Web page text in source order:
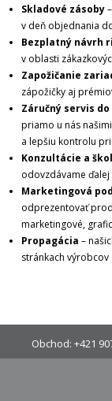
Skladové zásoby
v deň objednania
Bezplatný návrh
v oblasti
Zapožičanie
zápožičky aj
Záručný servis do
priamo u nás
a lepšiu kontrolu
Konzultácie a
odovzdávame ďalej
Marketingová
odprezentovať
marketingové,
Propagácia –
stránkach výrobcov
Obchod: +421